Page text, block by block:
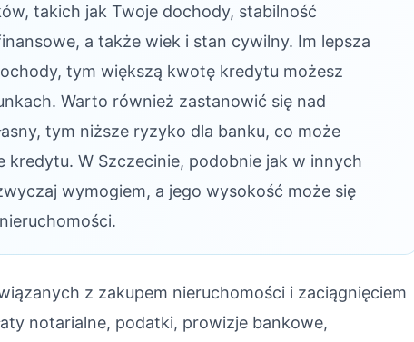
takich jak Twoje dochody, stabilność
a także wiek i stan cywilny. Im lepsza
tym większą kwotę kredytu możesz
Warto również zastanowić się nad
tym niższe ryzyko dla banku, co może
kredytu. W Szczecinie, podobnie jak w innych
wymogiem, a jego wysokość może się
z zakupem nieruchomości i zaciągnięciem
notarialne, podatki, prowizje bankowe,